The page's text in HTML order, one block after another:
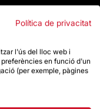
Política de privacitat
l'ús del lloc web i
en funció d'un
(per exemple, pàgines